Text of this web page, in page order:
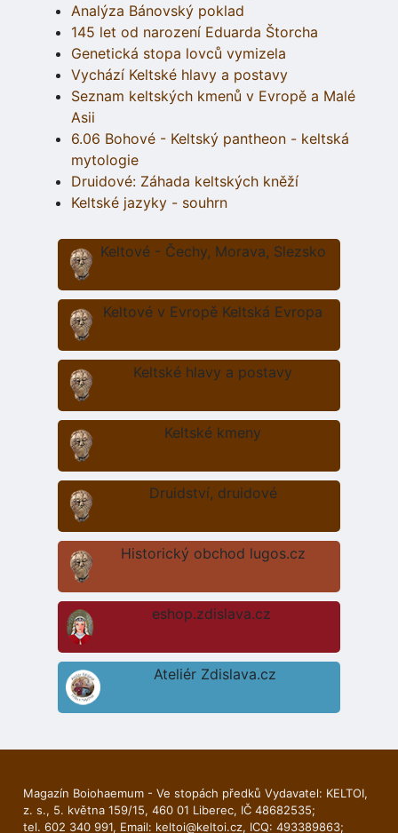
Analýza Bánovský poklad
145 let od narození Eduarda Štorcha
Genetická stopa lovců vymizela
Vychází Keltské hlavy a postavy
Seznam keltských kmenů v Evropě a Malé
Asii
6.06 Bohové - Keltský pantheon - keltská
mytologie
Druidové: Záhada keltských kněží
Keltské jazyky - souhrn
Keltové - Čechy, Morava, Slezsko
Keltové v Evropě Keltská Evropa
Keltské hlavy a postavy
Keltské kmeny
Druidství, druidové
Historický obchod lugos.cz
eshop.zdislava.cz
Ateliér Zdislava.cz
Magazín Boiohaemum - Ve stopách předků Vydavatel: KELTOI,
z. s., 5. května 159/15, 460 01 Liberec, IČ 48682535;
tel. 602 340 991, Email: keltoi@keltoi.cz, ICQ: 493389863;